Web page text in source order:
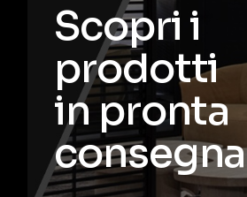
Scopri i
prodotti
in pronta
consegna